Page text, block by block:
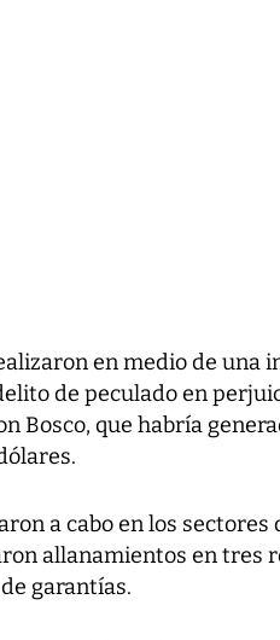
en medio de una
de peculado en
Bosco, que habría
a cabo en los sectores
allanamientos en tres
garantías.